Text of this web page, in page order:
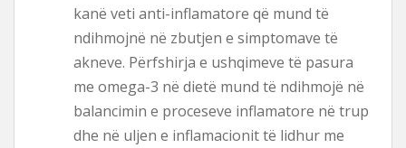
kanë veti anti-inflamatore që mund të
ndihmojnë në zbutjen e simptomave të
akneve. Përfshirja e ushqimeve të pasura
me omega-3 në dietë mund të ndihmojë në
balancimin e proceseve inflamatore në trup
dhe në uljen e inflamacionit të lidhur me